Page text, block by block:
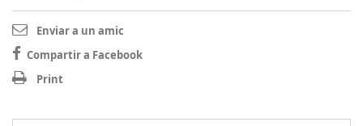
Enviar a un amic
Compartir a Facebook
Print